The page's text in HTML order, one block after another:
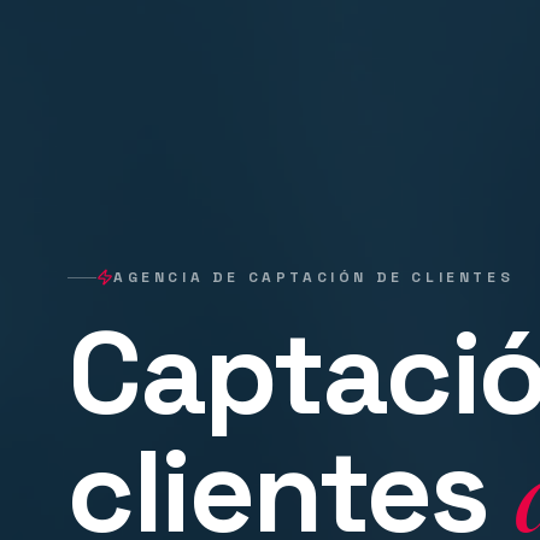
AGENCIA DE CAPTACIÓN DE CLIENTES
clientes